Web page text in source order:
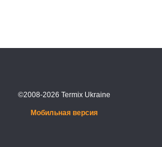
©2008-2026 Termix Ukraine
Мобильная версия